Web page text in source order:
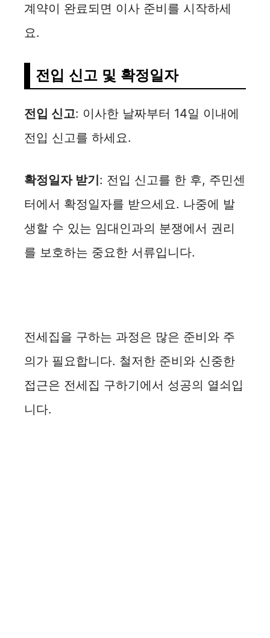
계약이 완료되면 이사 준비를 시작하세
요.
전입 신고 및 확정일자
전입 신고: 이사한 날짜부터 14일 이내에
전입 신고를 하세요.
확정일자 받기: 전입 신고를 한 후, 주민센
터에서 확정일자를 받으세요. 나중에 발
생할 수 있는 임대인과의 분쟁에서 권리
를 보호하는 중요한 서류입니다.
전세집을 구하는 과정은 많은 준비와 주
의가 필요합니다. 철저한 준비와 신중한
접근은 전세집 구하기에서 성공의 열쇠입
니다.